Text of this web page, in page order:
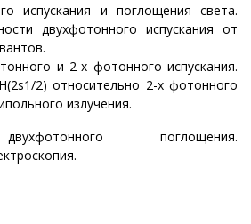
испускания и поглощения света.
двухфотонного испускания от
и 2-х фотонного испускания.
2) относительно 2-х фотонного
излучения.
поглощения.